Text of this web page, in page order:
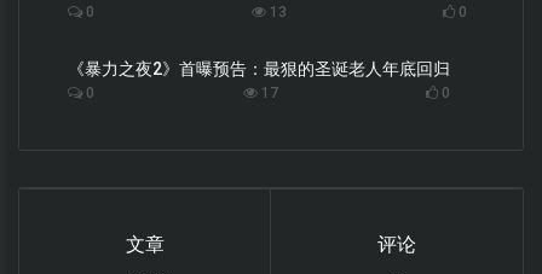
0 13 0
《暴力之夜2》首曝预告：最狠的圣诞老人年底回归
0 17 0
文章
评论